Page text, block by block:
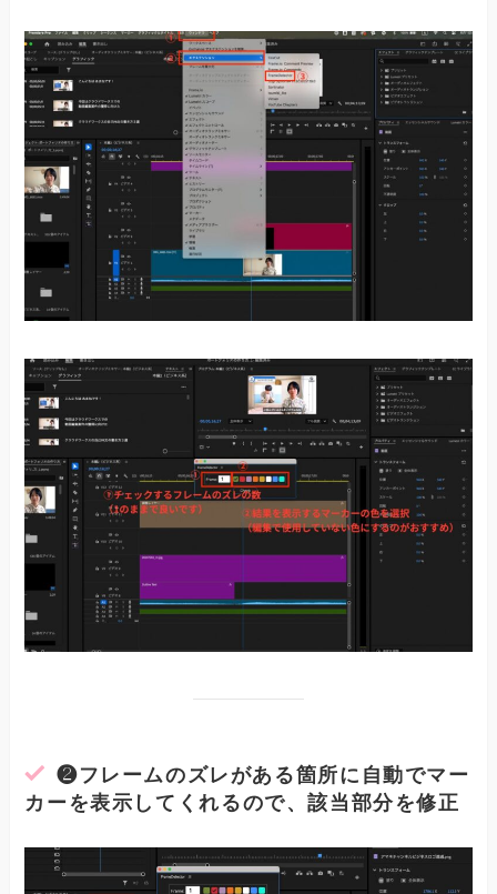
❷フレームのズレがある箇所に自動でマー
カーを表示してくれるので、該当部分を修正